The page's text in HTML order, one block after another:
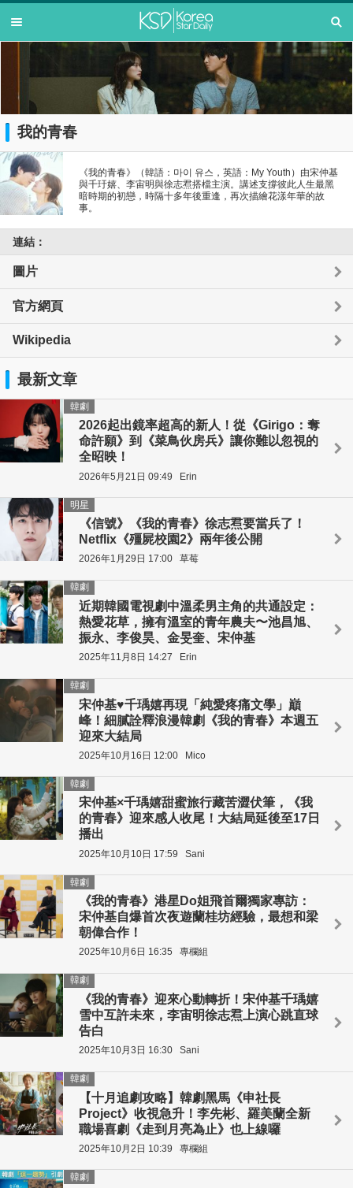
我的青春
《我的青春》（韓語：마이 유스，英語：My Youth）由宋仲基
與千玗嬉、李宙明與徐志焄搭檔主演。講述支撐彼此人生最黑
暗時期的初戀，時隔十多年後重逢，再次描繪花漾年華的故
事。
連結：
圖片
官方網頁
Wikipedia
最新文章
2026起出鏡率超高的新人！從《Girigo：奪
命許願》到《菜鳥伙房兵》讓你難以忽視的
全昭映！
韓劇
2026年5月21日 09:49 Erin
《信號》《我的青春》徐志焄要當兵了！
Netflix《殭屍校園2》兩年後公開
明星
2026年1月29日 17:00 草莓
近期韓國電視劇中溫柔男主角的共通設定：
熱愛花草，擁有溫室的青年農夫〜池昌旭、
振永、李俊昊、金旻奎、宋仲基
韓劇
2025年11月8日 14:27 Erin
宋仲基♥千瑀嬉再現「純愛疼痛文學」巔
峰！細膩詮釋浪漫韓劇《我的青春》本週五
迎來大結局
韓劇
2025年10月16日 12:00 Mico
宋仲基×千瑀嬉甜蜜旅行藏苦澀伏筆，《我
的青春》迎來感人收尾！大結局延後至17日
播出
韓劇
2025年10月10日 17:59 Sani
《我的青春》港星Do姐飛首爾獨家專訪：
宋仲基自爆首次夜遊蘭桂坊經驗，最想和梁
朝偉合作！
韓劇
2025年10月6日 16:35 專欄組
《我的青春》迎來心動轉折！宋仲基千瑀嬉
雪中互許未來，李宙明徐志焄上演心跳直球
告白
韓劇
2025年10月3日 16:30 Sani
【十月追劇攻略】韓劇黑馬《申社長
Project》收視急升！李先彬、羅美蘭全新
職場喜劇《走到月亮為止》也上線囉
韓劇
2025年10月2日 10:39 專欄組
韓劇